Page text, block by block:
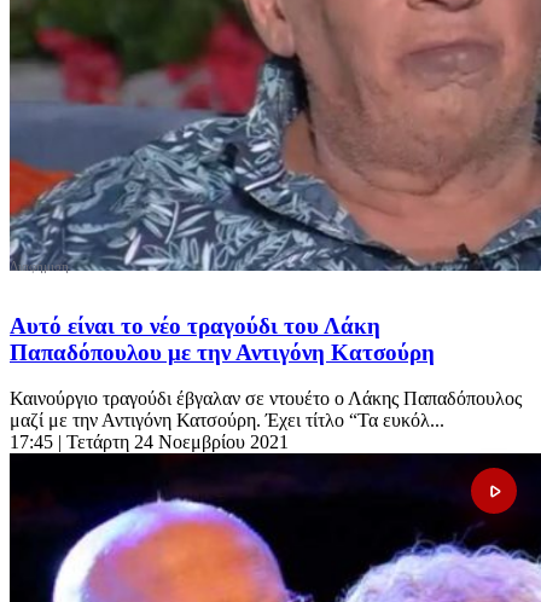
Αυτό είναι το νέο τραγούδι του Λάκη
Παπαδόπουλου με την Αντιγόνη Κατσούρη
Καινούργιο τραγούδι έβγαλαν σε ντουέτο ο Λάκης Παπαδόπουλος
μαζί με την Αντιγόνη Κατσούρη. Έχει τίτλο “Τα ευκόλ...
17:45 | Τετάρτη 24 Νοεμβρίου 2021